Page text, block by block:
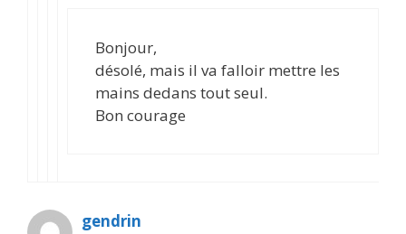
Bonjour,
désolé, mais il va falloir mettre les
mains dedans tout seul.
Bon courage
gendrin